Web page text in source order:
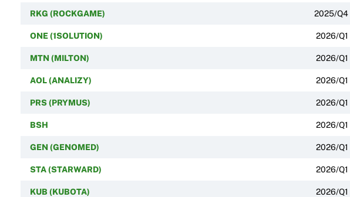
RKG (ROCKGAME) 2025/Q4
ONE (1SOLUTION) 2026/Q1
MTN (MILTON) 2026/Q1
AOL (ANALIZY) 2026/Q1
PRS (PRYMUS) 2026/Q1
BSH 2026/Q1
GEN (GENOMED) 2026/Q1
STA (STARWARD) 2026/Q1
KUB (KUBOTA) 2026/Q1